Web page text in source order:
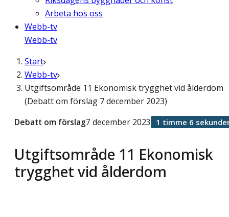
Arbeta hos oss
Webb-tv
Webb-tv
Start
Webb-tv
Utgiftsområde 11 Ekonomisk trygghet vid ålderdom
(Debatt om förslag 7 december 2023)
Utgiftsområde 11 Ekonomisk
trygghet vid ålderdom
Debatt om förslag7 december 2023 1 timme 6